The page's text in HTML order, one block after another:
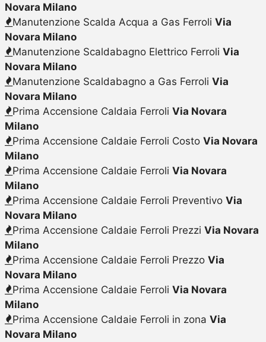
Novara Milano
Manutenzione Scalda Acqua a Gas Ferroli Via
Novara Milano
Manutenzione Scaldabagno Elettrico Ferroli Via
Novara Milano
Manutenzione Scaldabagno a Gas Ferroli Via
Novara Milano
Prima Accensione Caldaia Ferroli Via Novara
Milano
Prima Accensione Caldaie Ferroli Costo Via Novara
Milano
Prima Accensione Caldaie Ferroli Via Novara
Milano
Prima Accensione Caldaie Ferroli Preventivo Via
Novara Milano
Prima Accensione Caldaie Ferroli Prezzi Via Novara
Milano
Prima Accensione Caldaie Ferroli Prezzo Via
Novara Milano
Prima Accensione Caldaie Ferroli Via Novara
Milano
Prima Accensione Caldaie Ferroli in zona Via
Novara Milano